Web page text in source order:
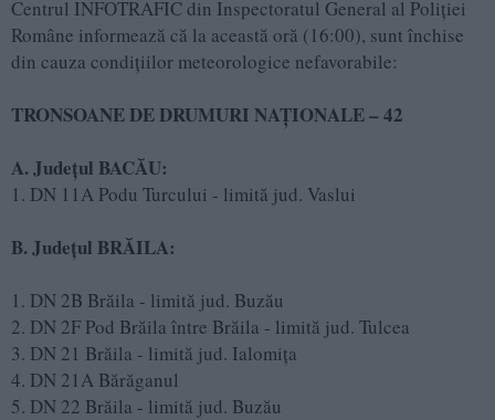
Centrul INFOTRAFIC din Inspectoratul General al Poliției
Române informează că la această oră (16:00), sunt închise
din cauza condițiilor meteorologice nefavorabile:
TRONSOANE DE DRUMURI NAȚIONALE – 42
A. Județul BACĂU:
1. DN 11A Podu Turcului - limită jud. Vaslui
B. Județul BRĂILA:
1. DN 2B Brăila - limită jud. Buzău
2. DN 2F Pod Brăila între Brăila - limită jud. Tulcea
3. DN 21 Brăila - limită jud. Ialomița
4. DN 21A Bărăganul
5. DN 22 Brăila - limită jud. Buzău